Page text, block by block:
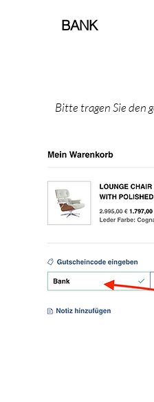
BANK
Bitte tragen Sie den